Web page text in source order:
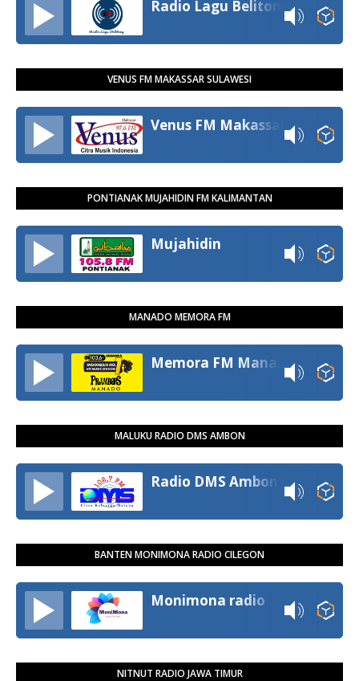
Radio Lagu Belitong
VENUS FM MAKASSAR SULAWESI
Venus FM Makassar
PONTIANAK MUJAHIDIN FM KALIMANTAN
Mujahidin
MANADO MEMORA FM
MALUKU RADIO DMS AMBON
Radio DMS Ambon
BANTEN MONIMONA RADIO CILEGON
Monimona radio
NITNUT RADIO JAWA TIMUR